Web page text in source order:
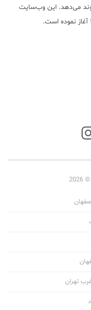
می‌دهد. این وب‌سایت
تهران